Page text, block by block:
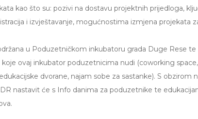
kao što su: pozivi na dostavu projektnih prijedloga,
i izvještavanje, mogućnostima izmjena projekata
u Poduzetničkom inkubatoru grada Duge Rese
ovaj inkubator poduzetnicima nudi (coworking
dvorane, najam sobe za sastanke). S obzirom
nastavit će s Info danima za poduzetnike te